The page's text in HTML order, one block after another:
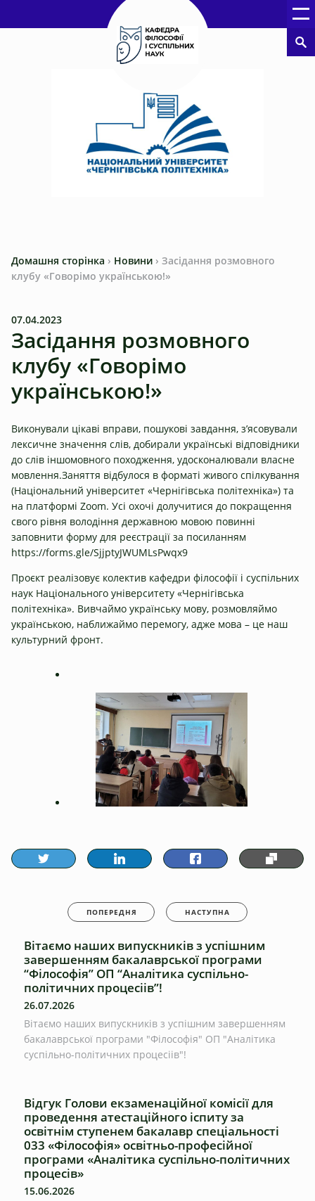
Домашня сторінка › Новини › Засідання розмовного
клубу «Говорімо українською!»
07.04.2023
Засідання розмовного
клубу «Говорімо
українською!»
Виконували цікаві вправи, пошукові завдання, з’ясовували
лексичне значення слів, добирали українські відповідники
до слів іншомовного походження, удосконалювали власне
мовлення.Заняття відбулося в форматі живого спілкування
(Національний університет «Чернігівська політехніка») та
на платформі Zoom. Усі охочі долучитися до покращення
свого рівня володіння державною мовою повинні
заповнити форму для реєстрації за посиланням
https://forms.gle/SjjptyJWUMLsPwqx9
Проєкт реалізовує колектив кафедри філософії і суспільних
наук Національного університету «Чернігівська
політехніка». Вивчаймо українську мову, розмовляймо
українською, наближаймо перемогу, адже мова – це наш
культурний фронт.
ПОПЕРЕДНЯ НАСТУПНА
Вітаємо наших випускників з успішним
завершенням бакалаврської програми
“Філософія” ОП “Аналітика суспільно-
політичних процесіів”!
26.07.2026
Вітаємо наших випускників з успішним завершенням
бакалаврської програми "Філософія" ОП "Аналітика
суспільно-політичних процесіів"!
Відгук Голови екзаменаційної комісії для
проведення атестаційного іспиту за
освітнім ступенем бакалавр спеціальності
033 «Філософія» освітньо-професійної
програми «Аналітика суспільно-політичних
процесів»
15.06.2026